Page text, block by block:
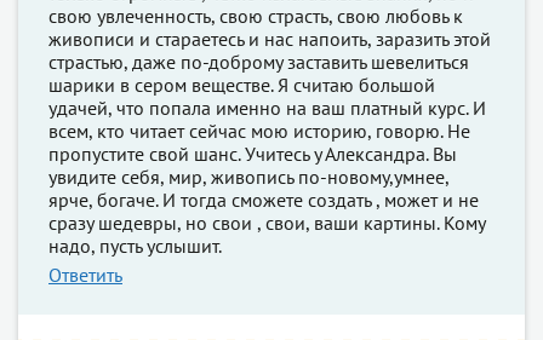
свою увлеченность, свою страсть, свою любовь к
живописи и стараетесь и нас напоить, заразить этой
страстью, даже по-доброму заставить шевелиться
шарики в сером веществе. Я считаю большой
удачей, что попала именно на ваш платный курс. И
всем, кто читает сейчас мою историю, говорю. Не
пропустите свой шанс. Учитесь у Александра. Вы
увидите себя, мир, живопись по-новому,умнее,
ярче, богаче. И тогда сможете создать , может и не
сразу шедевры, но свои , свои, ваши картины. Кому
надо, пусть услышит.
Ответить